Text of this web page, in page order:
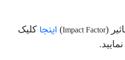
(
Impact Factor
) اینجا کلیک
نمایید.